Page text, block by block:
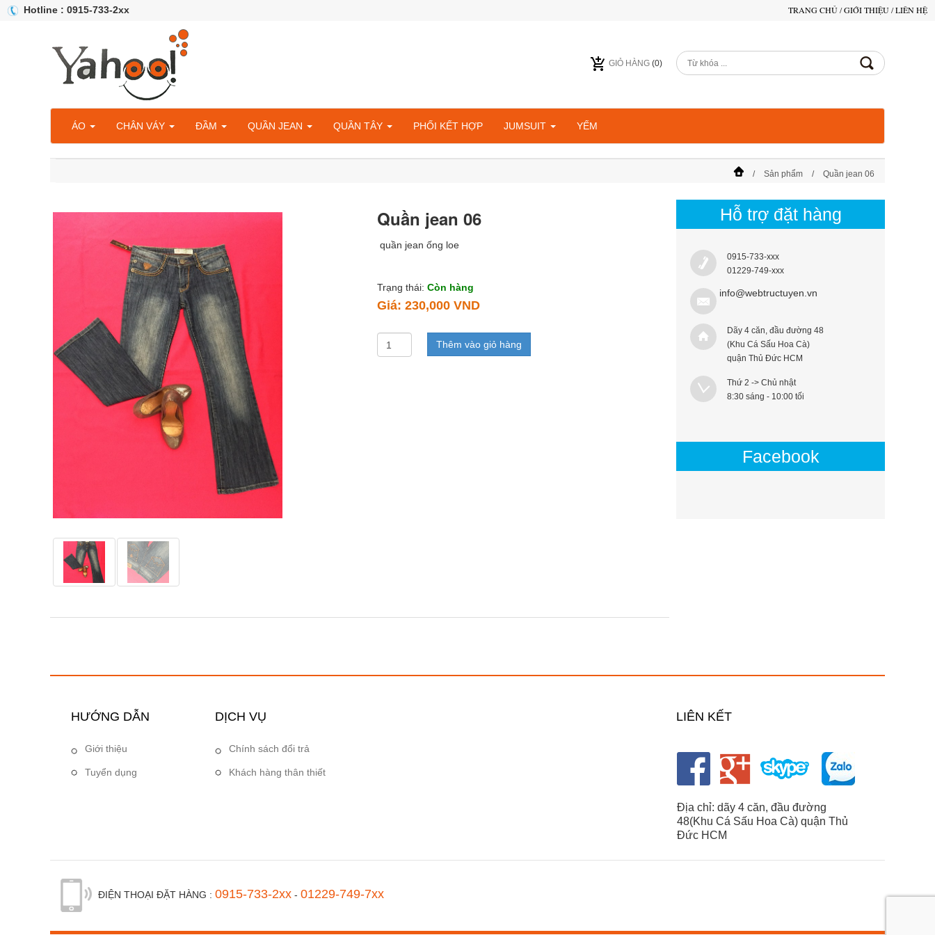
Hotline : 0915-733-2xx TRANG CHỦ/GIỚI THIỆU/LIÊN HỆ
GIỎ HÀNG (0)
ÁO CHÂN VÁY ĐẦM QUẦN JEAN QUẦN TÂY PHỐI KẾT HỢP JUMSUIT YẾM
Sản phẩm Quần jean 06
Quần jean 06
quần jean ống loe
Trạng thái: Còn hàng
Giá: 230,000 VND
Thêm vào giỏ hàng
Hỗ trợ đặt hàng
0915-733-xxx
01229-749-xxx
info@webtructuyen.vn
Dãy 4 căn, đầu đường 48
(Khu Cá Sấu Hoa Cà)
quận Thủ Đức HCM
Thứ 2 -> Chủ nhật
8:30 sáng - 10:00 tối
Facebook
HƯỚNG DẪN
Giới thiệu
Tuyển dụng
DỊCH VỤ
Chính sách đổi trả
Khách hàng thân thiết
LIÊN KẾT
Địa chỉ: dãy 4 căn, đầu đường
48(Khu Cá Sấu Hoa Cà) quận Thủ
Đức HCM
ĐIỆN THOẠI ĐẶT HÀNG : 0915-733-2xx - 01229-749-7xx